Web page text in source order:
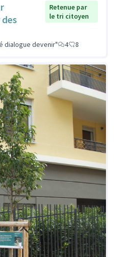
Retenue par
le tri citoyen
dialogue devenir" 4 8